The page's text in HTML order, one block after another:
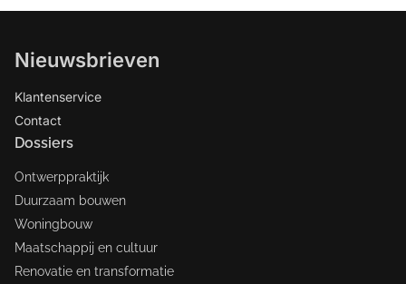
Nieuwsbrieven
Klantenservice
Contact
Dossiers
Ontwerppraktijk
Duurzaam bouwen
Woningbouw
Maatschappij en cultuur
Renovatie en transformatie